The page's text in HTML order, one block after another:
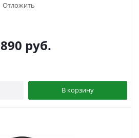
Отложить
890 руб.
В корзину